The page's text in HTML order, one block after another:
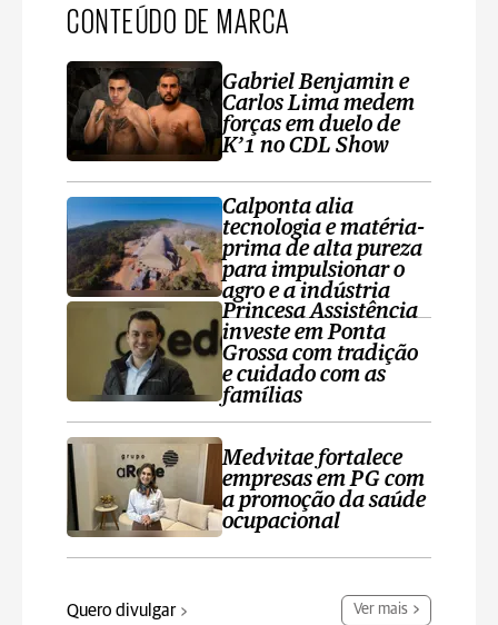
CONTEÚDO DE MARCA
Gabriel Benjamin e
Carlos Lima medem
forças em duelo de
K’1 no CDL Show
Calponta alia
tecnologia e matéria-
prima de alta pureza
para impulsionar o
agro e a indústria
Princesa Assistência
investe em Ponta
Grossa com tradição
e cuidado com as
famílias
Medvitae fortalece
empresas em PG com
a promoção da saúde
ocupacional
Quero divulgar Ver mais